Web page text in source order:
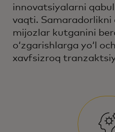
innovatsiyalarni
vaqti. Samaradorlikni
mijozlar kutganini
oʻzgarishlarga yoʻl
xavfsizroq